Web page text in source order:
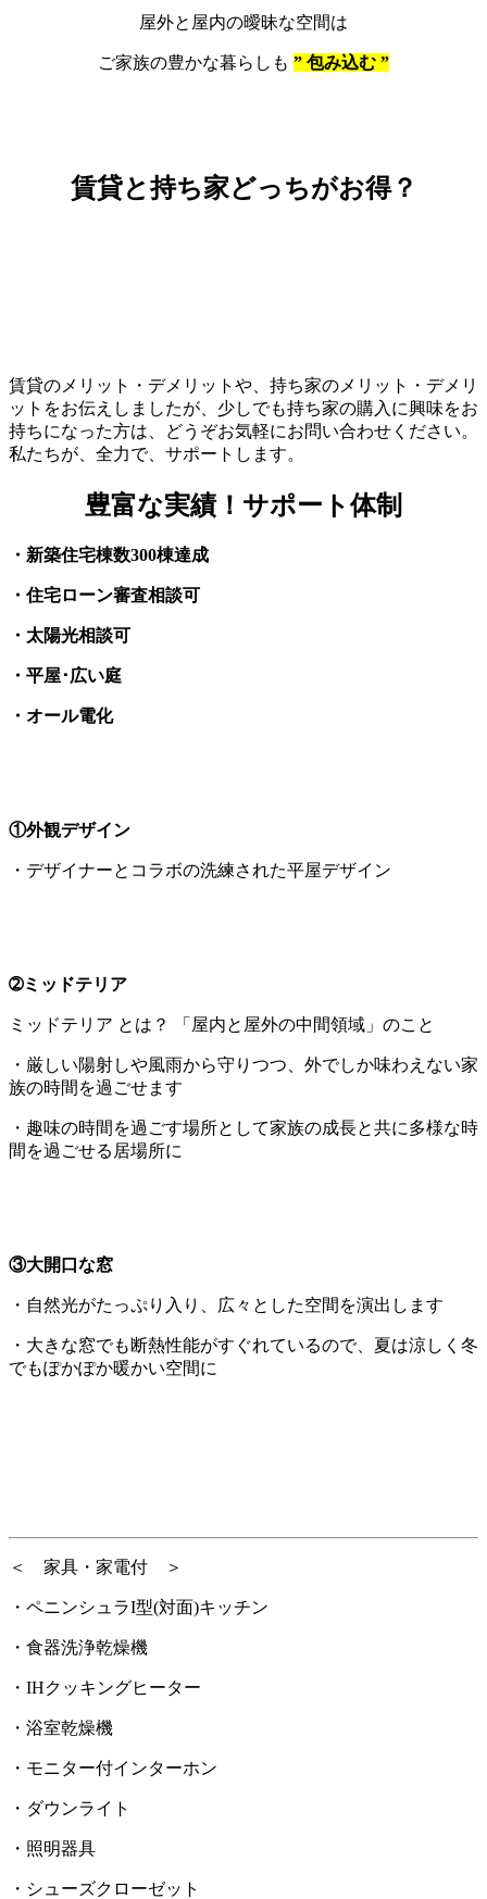
屋外と屋内の曖昧な空間は
ご家族の豊かな暮らしも ” 包み込む ”
賃貸と持ち家どっちがお得？
賃貸のメリット・デメリットや、持ち家のメリット・デメリ
ットをお伝えしましたが、少しでも持ち家の購入に興味をお
持ちになった方は、どうぞお気軽にお問い合わせください。
私たちが、全力で、サポートします。
豊富な実績！サポート体制
・新築住宅棟数300棟達成
・住宅ローン審査相談可
・太陽光相談可
・平屋･広い庭
・オール電化
①外観デザイン
・デザイナーとコラボの洗練された平屋デザイン
➁ミッドテリア
ミッドテリア とは？ 「屋内と屋外の中間領域」のこと
・厳しい陽射しや風雨から守りつつ、外でしか味わえない家
族の時間を過ごせます
・趣味の時間を過ごす場所として家族の成長と共に多様な時
間を過ごせる居場所に
③大開口な窓
・自然光がたっぷり入り、広々とした空間を演出します
・大きな窓でも断熱性能がすぐれているので、夏は涼しく冬
でもぽかぽか暖かい空間に
＜ 家具・家電付 ＞
・ペニンシュラI型(対面)キッチン
・食器洗浄乾燥機
・IHクッキングヒーター
・浴室乾燥機
・モニター付インターホン
・ダウンライト
・照明器具
・シューズクローゼット